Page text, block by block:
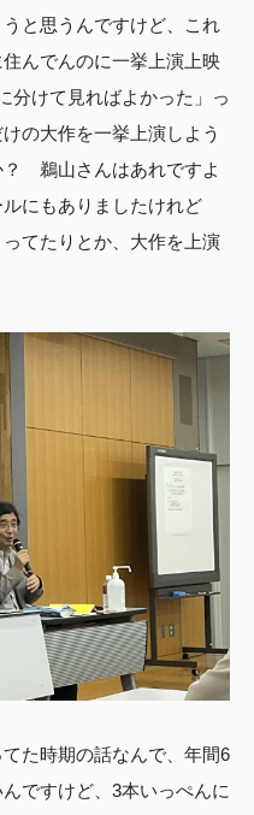
と思うんですけど、これ
んでんのに一挙上演上映
分けて見ればよかった」っ
の大作を一挙上演しよう
？ 鵜山さんはあれですよ
にもありましたけれど
てたりとか、大作を上演
た時期の話なんで、年間6
ですけど、3本いっぺんに